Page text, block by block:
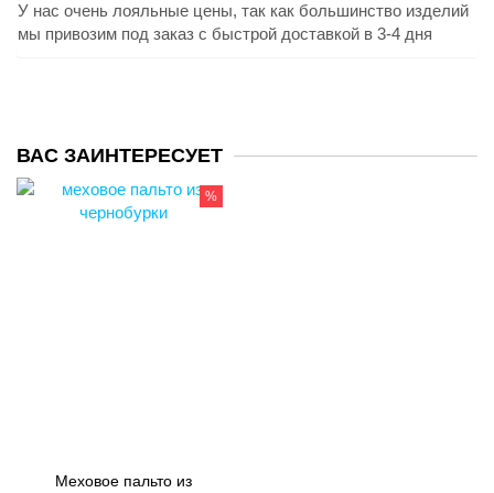
У нас очень лояльные цены, так как большинство изделий
мы привозим под заказ с быстрой доставкой в 3-4 дня
ВАС ЗАИНТЕРЕСУЕТ
%
Меховое пальто из